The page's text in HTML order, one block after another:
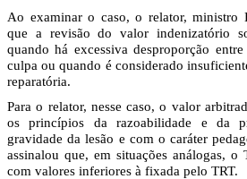
Ao examinar o caso, o relator, ministro
que a revisão do valor indenizatório
quando há excessiva desproporção
culpa ou quando é considerado
reparatória.
Para o relator, nesse caso, o valor
os princípios da razoabilidade e da
gravidade da lesão e com o caráter
assinalou que, em situações análogas, o
com valores inferiores à fixada pelo TRT.